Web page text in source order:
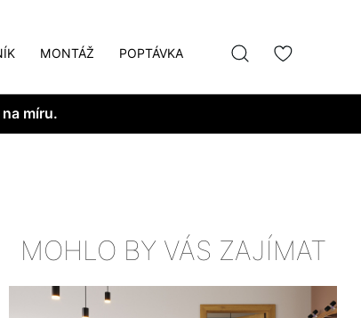
MONTÁŽ
POPTÁVKA
míru.
MOHLO BY VÁS ZAJÍMAT